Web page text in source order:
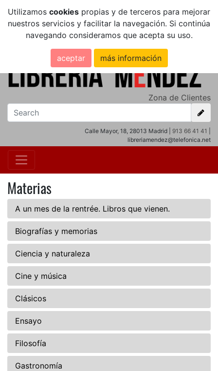
Utilizamos cookies propias y de terceros para mejorar
nuestros servicios y facilitar la navegación. Si continúa
navegando consideramos que acepta su uso.
aceptar más información
Zona de Clientes
Calle Mayor, 18, 28013 Madrid | 913 66 41 41
libreriamendez@telefonica.net
Materias
A un mes de la rentrée. Libros que vienen.
Biografías y memorias
Ciencia y naturaleza
Cine y música
Clásicos
Ensayo
Filosofía
Gastronomía